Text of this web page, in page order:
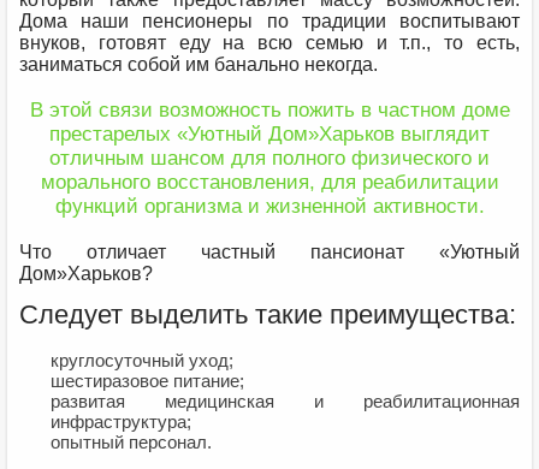
Дома наши пенсионеры по традиции воспитывают
внуков, готовят еду на всю семью и т.п., то есть,
заниматься собой им банально некогда.
В этой связи возможность пожить в частном доме
престарелых «Уютный Дом»Харьков выглядит
отличным шансом для полного физического и
морального восстановления, для реабилитации
функций организма и жизненной активности.
Что отличает частный пансионат «Уютный
Дом»Харьков?
Следует выделить такие преимущества:
круглосуточный уход;
шестиразовое питание;
развитая медицинская и реабилитационная
инфраструктура;
опытный персонал.